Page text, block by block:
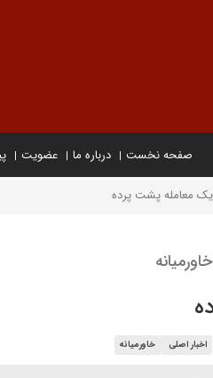
صفحه نخست درباره ما عضویت
یک معامله پشت پرده
اخبار اصلی خاورمیانه